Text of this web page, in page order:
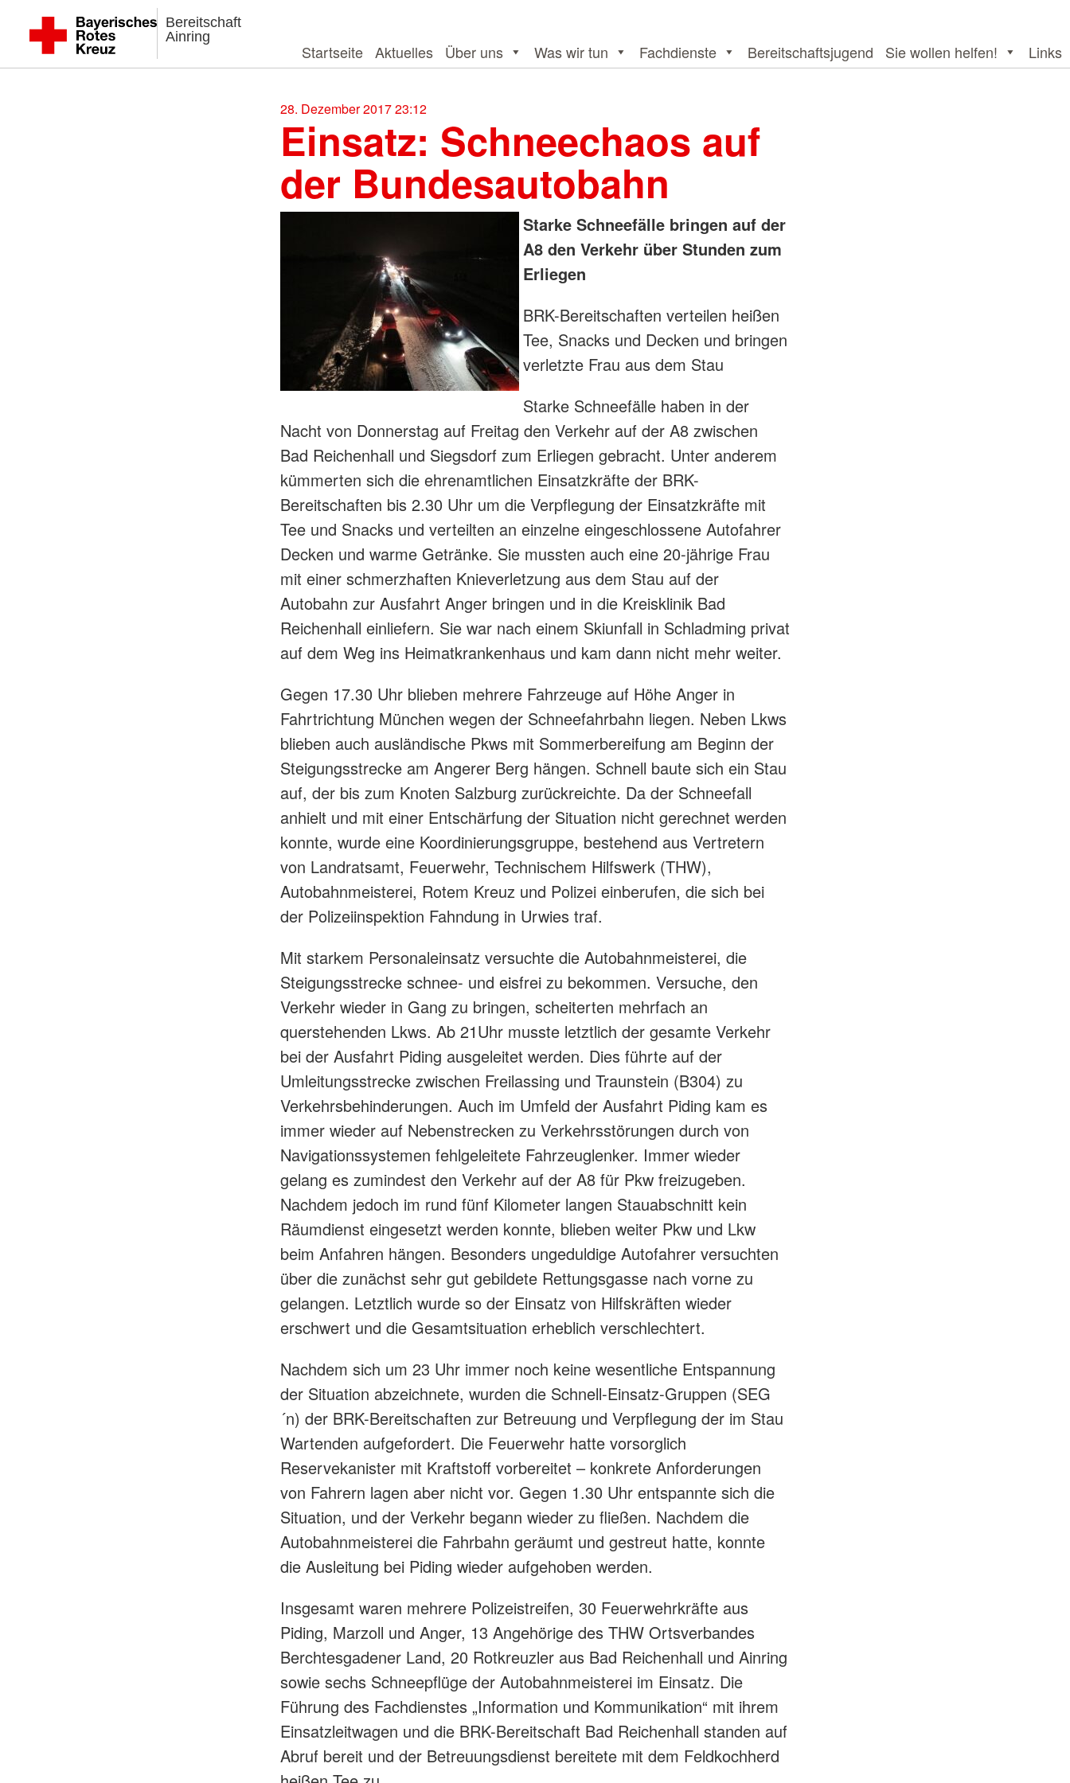
Bereitschaft
Ainring
Startseite Aktuelles Über uns Was wir tun Fachdienste Bereitschaftsjugend Sie wollen helfen! Links
28. Dezember 2017 23:12
Einsatz: Schneechaos auf
der Bundesautobahn
Starke Schneefälle bringen auf der
A8 den Verkehr über Stunden zum
Erliegen
BRK-Bereitschaften verteilen heißen
Tee, Snacks und Decken und bringen
verletzte Frau aus dem Stau
Starke Schneefälle haben in der
Nacht von Donnerstag auf Freitag den Verkehr auf der A8 zwischen
Bad Reichenhall und Siegsdorf zum Erliegen gebracht. Unter anderem
kümmerten sich die ehrenamtlichen Einsatzkräfte der BRK-
Bereitschaften bis 2.30 Uhr um die Verpflegung der Einsatzkräfte mit
Tee und Snacks und verteilten an einzelne eingeschlossene Autofahrer
Decken und warme Getränke. Sie mussten auch eine 20-jährige Frau
mit einer schmerzhaften Knieverletzung aus dem Stau auf der
Autobahn zur Ausfahrt Anger bringen und in die Kreisklinik Bad
Reichenhall einliefern. Sie war nach einem Skiunfall in Schladming privat
auf dem Weg ins Heimatkrankenhaus und kam dann nicht mehr weiter.
Gegen 17.30 Uhr blieben mehrere Fahrzeuge auf Höhe Anger in
Fahrtrichtung München wegen der Schneefahrbahn liegen. Neben Lkws
blieben auch ausländische Pkws mit Sommerbereifung am Beginn der
Steigungsstrecke am Angerer Berg hängen. Schnell baute sich ein Stau
auf, der bis zum Knoten Salzburg zurückreichte. Da der Schneefall
anhielt und mit einer Entschärfung der Situation nicht gerechnet werden
konnte, wurde eine Koordinierungsgruppe, bestehend aus Vertretern
von Landratsamt, Feuerwehr, Technischem Hilfswerk (THW),
Autobahnmeisterei, Rotem Kreuz und Polizei einberufen, die sich bei
der Polizeiinspektion Fahndung in Urwies traf.
Mit starkem Personaleinsatz versuchte die Autobahnmeisterei, die
Steigungsstrecke schnee- und eisfrei zu bekommen. Versuche, den
Verkehr wieder in Gang zu bringen, scheiterten mehrfach an
querstehenden Lkws. Ab 21Uhr musste letztlich der gesamte Verkehr
bei der Ausfahrt Piding ausgeleitet werden. Dies führte auf der
Umleitungsstrecke zwischen Freilassing und Traunstein (B304) zu
Verkehrsbehinderungen. Auch im Umfeld der Ausfahrt Piding kam es
immer wieder auf Nebenstrecken zu Verkehrsstörungen durch von
Navigationssystemen fehlgeleitete Fahrzeuglenker. Immer wieder
gelang es zumindest den Verkehr auf der A8 für Pkw freizugeben.
Nachdem jedoch im rund fünf Kilometer langen Stauabschnitt kein
Räumdienst eingesetzt werden konnte, blieben weiter Pkw und Lkw
beim Anfahren hängen. Besonders ungeduldige Autofahrer versuchten
über die zunächst sehr gut gebildete Rettungsgasse nach vorne zu
gelangen. Letztlich wurde so der Einsatz von Hilfskräften wieder
erschwert und die Gesamtsituation erheblich verschlechtert.
Nachdem sich um 23 Uhr immer noch keine wesentliche Entspannung
der Situation abzeichnete, wurden die Schnell-Einsatz-Gruppen (SEG
´n) der BRK-Bereitschaften zur Betreuung und Verpflegung der im Stau
Wartenden aufgefordert. Die Feuerwehr hatte vorsorglich
Reservekanister mit Kraftstoff vorbereitet – konkrete Anforderungen
von Fahrern lagen aber nicht vor. Gegen 1.30 Uhr entspannte sich die
Situation, und der Verkehr begann wieder zu fließen. Nachdem die
Autobahnmeisterei die Fahrbahn geräumt und gestreut hatte, konnte
die Ausleitung bei Piding wieder aufgehoben werden.
Insgesamt waren mehrere Polizeistreifen, 30 Feuerwehrkräfte aus
Piding, Marzoll und Anger, 13 Angehörige des THW Ortsverbandes
Berchtesgadener Land, 20 Rotkreuzler aus Bad Reichenhall und Ainring
sowie sechs Schneepflüge der Autobahnmeisterei im Einsatz. Die
Führung des Fachdienstes „Information und Kommunikation“ mit ihrem
Einsatzleitwagen und die BRK-Bereitschaft Bad Reichenhall standen auf
Abruf bereit und der Betreuungsdienst bereitete mit dem Feldkochherd